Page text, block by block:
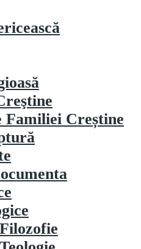
Familiei Creștine